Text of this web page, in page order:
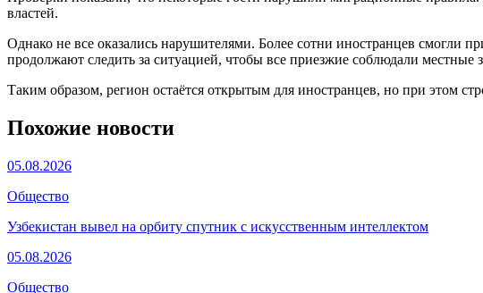
властей.
Однако не все оказались нарушителями. Более сотни иностранцев смогли
продолжают следить за ситуацией, чтобы все приезжие соблюдали
Таким образом, регион остаётся открытым для иностранцев, но при этом
Похожие новости
05.08.2026
Общество
Узбекистан вывел на орбиту спутник с искусственным интеллектом
05.08.2026
Общество